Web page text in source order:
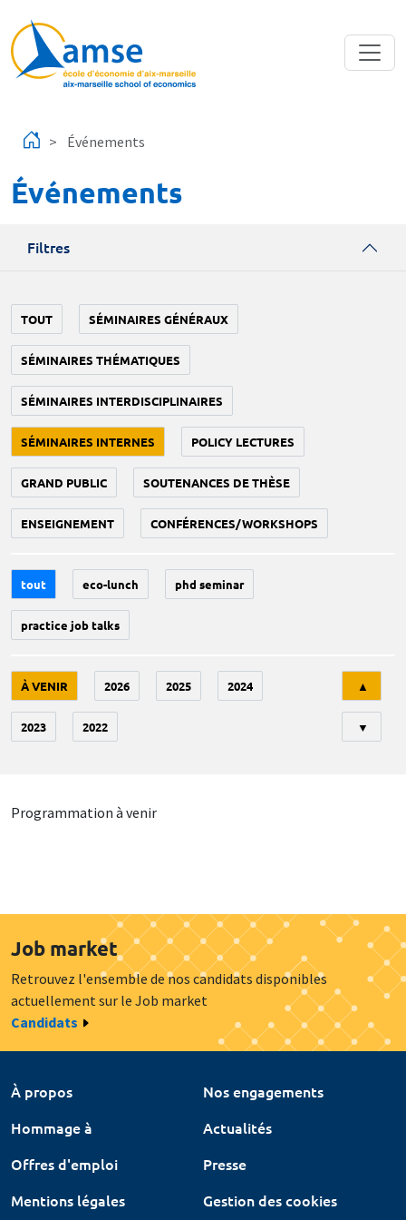
Événements
Événements
Filtres
TOUT SÉMINAIRES GÉNÉRAUX
SÉMINAIRES THÉMATIQUES
SÉMINAIRES INTERDISCIPLINAIRES
SÉMINAIRES INTERNES POLICY LECTURES
GRAND PUBLIC SOUTENANCES DE THÈSE
ENSEIGNEMENT CONFÉRENCES/WORKSHOPS
tout eco-lunch phd seminar
practice job talks
À VENIR 2026 2025 2024
2023 2022
▲
▼
Programmation à venir
Job market
Retrouvez l'ensemble de nos candidats disponibles
actuellement sur le Job market
Candidats
À propos
Nos engagements
Hommage à
Actualités
Offres d'emploi
Presse
Mentions légales
Gestion des cookies